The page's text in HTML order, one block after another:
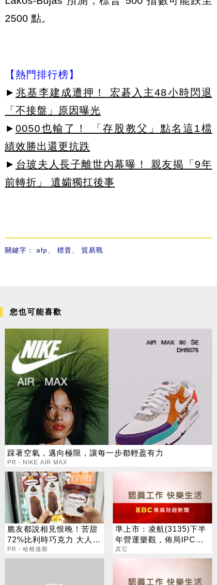
2500 點。
【熱門排行榜】
► 兆基李建成遭押！ 宏碁入主48小時閃退
「不接盤」原因曝光
► 0050也輸了！ 「存股教父」點名這1檔
績效勝出還更抗跌
► 台玻夫人長子離世內幕曝！ 親友揭「9年
前轉折」 遺孀獨扛後事
關鍵字： afp 標普 貿易戰
您也可能喜歡
踩著空氣，邁向極限，讓每一步都輕盈有力
PR・NIKE AIR MAX
脆友都說相見恨晚！苦甜
72%比利時巧克力 大人味
爆紅！
PR・哈根達斯
準上市：凌航(3135)下半
年營運樂觀，佈局IPC亦
將邁入收割期
其它